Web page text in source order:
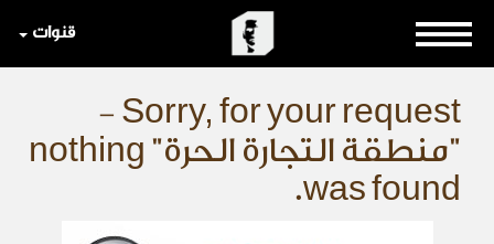
قنوات
Sorry, for your request -
"منطقة التجارة الحرة" nothing
was found.